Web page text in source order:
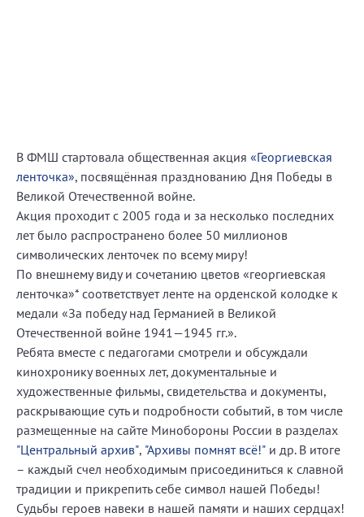
В ФМШ стартовала общественная акция «Георгиевская
ленточка», посвящённая празднованию Дня Победы в
Великой Отечественной войне.
Акция проходит с 2005 года и за несколько последних
лет было распространено более 50 миллионов
символических ленточек по всему миру!
По внешнему виду и сочетанию цветов «георгиевская
ленточка»* соответствует ленте на орденской колодке к
медали «За победу над Германией в Великой
Отечественной войне 1941—1945 гг.».
Ребята вместе с педагогами смотрели и обсуждали
кинохронику военных лет, документальные и
художественные фильмы, свидетельства и документы,
раскрывающие суть и подробности событий, в том числе
размещенные на сайте Минобороны России в разделах
"Центральный архив", "Архивы помнят всё!" и др. В итоге
– каждый счел необходимым присоединиться к славной
традиции и прикрепить себе символ нашей Победы!
Судьбы героев навеки в нашей памяти и наших сердцах!